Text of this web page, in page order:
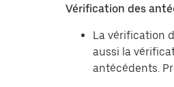
Vérification des
La vérification
aussi la
antécédents.